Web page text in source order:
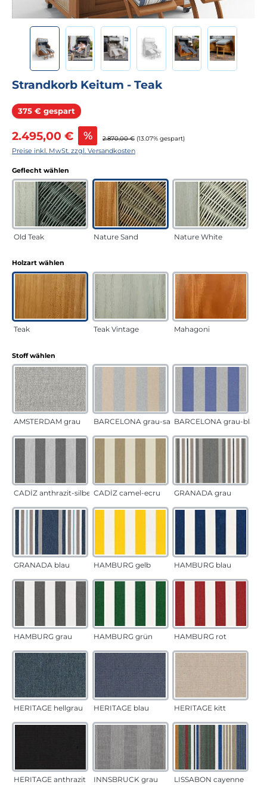
Strandkorb Keitum - Teak
375 € gespart Rabatt
Verkaufspreis:
2.495,00 € % Regulärer Preis:
2.870,00 € (13.07% gespart)
Preise inkl. MwSt. zzgl. Versandkosten
Geflecht wählen
Old Teak Nature Sand Nature White
Holzart wählen
Teak Teak Vintage Mahagoni
Stoff wählen
AMSTERDAM grau BARCELONA grau-sandBARCELONA grau-blau
CADÍZ anthrazit-silber CADÍZ camel-ecru GRANADA grau
GRANADA blau HAMBURG gelb HAMBURG blau
HAMBURG grau HAMBURG grün HAMBURG rot
HERITAGE hellgrau HERITAGE blau HERITAGE kitt
HERITAGE anthrazit INNSBRUCK grau LISSABON cayenne